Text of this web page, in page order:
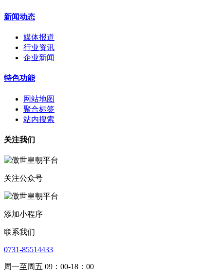
新闻动态
媒体报道
行业资讯
企业新闻
特色功能
网站地图
聚合标签
站内搜索
关注我们
关注公众号
添加小程序
联系我们
0731-85514433
周一至周五 09：00-18：00